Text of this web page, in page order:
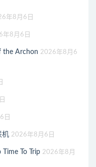
年8月6日
年8月6日
the Archon 2026年8月6
日
机 2026年8月6日
To Trip 2026年8月